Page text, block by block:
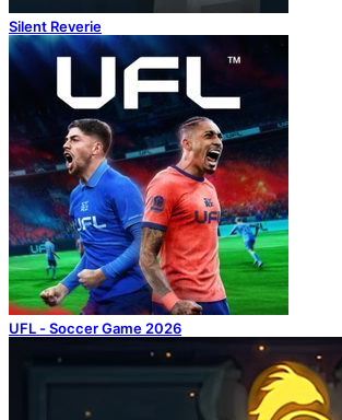
Silent Reverie
UFL - Soccer Game 2026